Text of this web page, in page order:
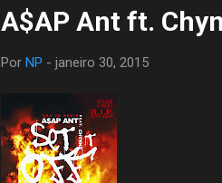
A$AP Ant ft.
Por NP - janeiro 30, 2015